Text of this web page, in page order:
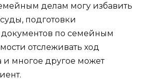
делам могу избавить
подготовки
по семейным
отслеживать ход
и многое другое может